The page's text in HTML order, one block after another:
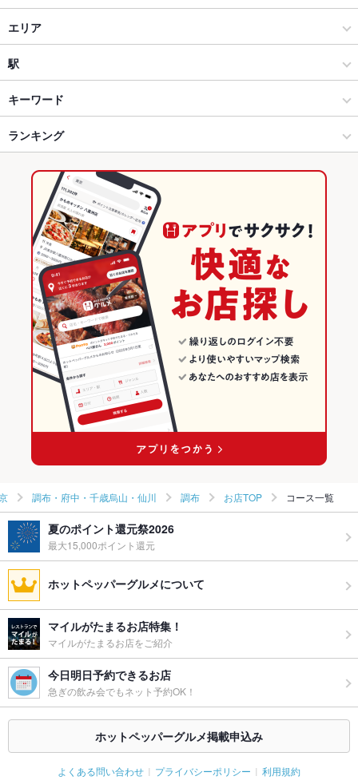
居酒屋
和風
調布・府中・千歳烏山・仙川 × 居酒屋
調布・府中・千歳烏山・仙川 × 和風
調布駅 × 居酒屋
調布駅 × 和風
焼き鳥・鶏料理
調布・府中・千歳烏山・仙川 × 和食
調布・府中・千歳烏山・仙川 × 焼き鳥・鶏料理
調布駅 × 和食
調布駅 × 焼き鳥・鶏料理
エリア
調布
調布 × 居酒屋
調布 × 和風
調布 × 和食
調布 × 焼き鳥・鶏料理
東京 × 居酒屋
東京 × 和風
東京 × 和食
東京 × 焼き鳥・鶏料理
駅
京王多摩川駅
調布駅
布田駅
キーワード
からあげ
つくね 地鶏 もつ鍋
牛タン パフェ 生ハム
鉄板焼きそば
ランキング
東京のグルメランキング
東京の居酒屋ランキング
調布・府中・千歳烏山・仙川のグルメランキング
調布・府中・千歳烏山・仙川の居酒屋ランキング
調布のグルメランキング
調布の居酒屋ランキング
調布・府中・千歳烏山・仙川 調布 お店TOP コース一覧
夏のポイント還元祭2026
最大15,000ポイント還元
ホットペッパーグルメについて
マイルがたまるお店特集！
マイルがたまるお店をご紹介
今日明日予約できるお店
急ぎの飲み会でもネット予約OK！
ホットペッパーグルメ掲載申込み
よくある問い合わせ プライバシーポリシー 利用規約